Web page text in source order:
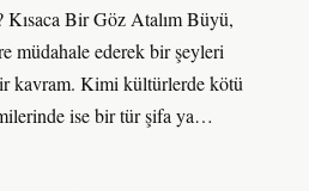
Kısaca Bir Göz Atalım Büyü,
müdahale ederek bir şeyleri
kavram. Kimi kültürlerde kötü
ise bir tür şifa ya…